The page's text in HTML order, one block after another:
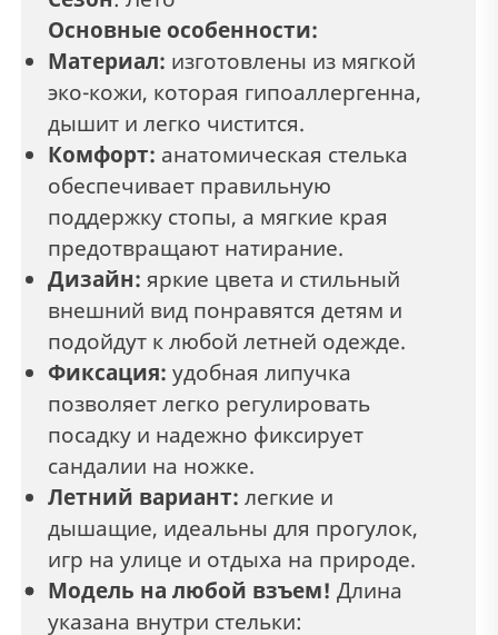
Основные особенности:
Материал: изготовлены из мягкой
эко-кожи, которая гипоаллергенна,
дышит и легко чистится.
Комфорт: анатомическая стелька
обеспечивает правильную
поддержку стопы, а мягкие края
предотвращают натирание.
Дизайн: яркие цвета и стильный
внешний вид понравятся детям и
подойдут к любой летней одежде.
Фиксация: удобная липучка
позволяет легко регулировать
посадку и надежно фиксирует
сандалии на ножке.
Летний вариант: легкие и
дышащие, идеальны для прогулок,
игр на улице и отдыха на природе.
Модель на любой взъем! Длина
указана внутри стельки: